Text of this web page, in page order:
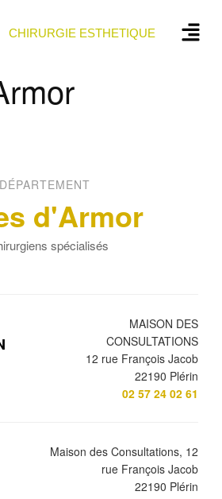
CHIRURGIE ESTHETIQUE
DÉPARTEMENT
d'Armor
spécialisés
MAISON DES
CONSULTATIONS
12 rue François Jacob
22190 Plérin
02 57 24 02 61
Maison des Consultations, 12
rue François Jacob
22190 Plérin